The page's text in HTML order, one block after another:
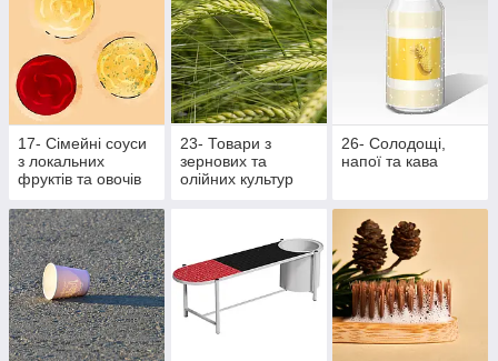
17- Сімейні соуси
з локальних
фруктів та овочів
23- Товари з
зернових та
олійних культур
26- Солодощі,
напої та кава